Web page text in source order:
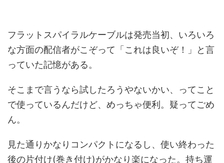
フラットスパイラルケーブルは発売当初、いろいろ
な方面の配信者がこぞって「これは良いぞ！」と言
っていた記憶がある。
そこまで言うなら試したろうやないかい、ってこと
で使っているんだけど、めっちゃ便利。疑ってごめ
ん。
見た通りかなりコンパクトになるし、使い終わった
後の片付け(巻き付け)がかなり楽になった。持ち運